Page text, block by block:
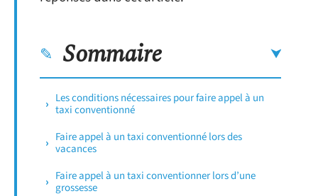
Sommaire
Les conditions nécessaires pour faire appel à un
taxi conventionné
Faire appel à un taxi conventionné lors des
vacances
Faire appel à un taxi conventionner lors d’une
grossesse